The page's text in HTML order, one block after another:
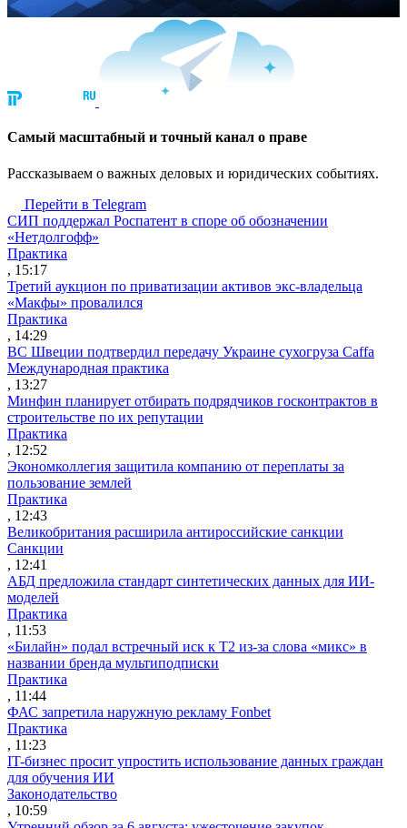
Cамый масштабный и точный канал о праве
Рассказываем о важных деловых и юридических событиях.
Перейти в Telegram
СИП поддержал Роспатент в споре об обозначении
«Нетдолгофф»
Практика
, 15:17
Третий аукцион по приватизации активов экс-владельца
«Макфы» провалился
Практика
, 14:29
ВС Швеции подтвердил передачу Украине сухогруза Caffa
Международная практика
, 13:27
Минфин планирует отбирать подрядчиков госконтрактов в
строительстве по их репутации
Практика
, 12:52
Экономколлегия защитила компанию от переплаты за
пользование землей
Практика
, 12:43
Великобритания расширила антироссийские санкции
Санкции
, 12:41
АБД предложила стандарт синтетических данных для ИИ-
моделей
Практика
, 11:53
«Билайн» подал встречный иск к Т2 из-за слова «микс» в
названии бренда мультиподписки
Практика
, 11:44
ФАС запретила наружную рекламу Fonbet
Практика
, 11:23
IT-бизнес просит упростить использование данных граждан
для обучения ИИ
Законодательство
, 10:59